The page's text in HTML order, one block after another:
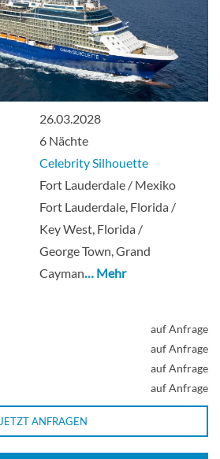
26.03.2028
6 Nächte
Celebrity Silhouette
Fort Lauderdale / Mexiko
Fort Lauderdale, Florida /
Key West, Florida /
George Town, Grand
Cayman… Mehr
auf Anfrage
auf Anfrage
auf Anfrage
auf Anfrage
JETZT ANFRAGEN